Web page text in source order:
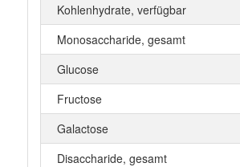
Kohlenhydrate, verfügbar
Monosaccharide, gesamt
Glucose
Fructose
Galactose
Disaccharide, gesamt